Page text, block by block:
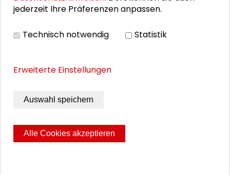
Alexander Mehler
Josef Wieland
Video ansehen
jederzeit Ihre Präferenzen anpassen.
Technisch notwendig Statistik
Erweiterte Einstellungen
Auswahl speichern
Alle Cookies akzeptieren